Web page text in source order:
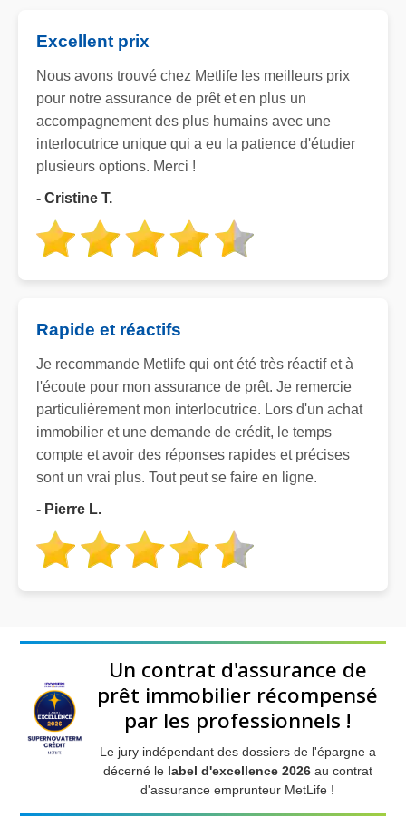
Excellent prix
Nous avons trouvé chez Metlife les meilleurs prix
pour notre assurance de prêt et en plus un
accompagnement des plus humains avec une
interlocutrice unique qui a eu la patience d'étudier
plusieurs options. Merci !
- Cristine T.
Rapide et réactifs
Je recommande Metlife qui ont été très réactif et à
l'écoute pour mon assurance de prêt. Je remercie
particulièrement mon interlocutrice. Lors d'un achat
immobilier et une demande de crédit, le temps
compte et avoir des réponses rapides et précises
sont un vrai plus. Tout peut se faire en ligne.
- Pierre L.
Un contrat d'assurance de
prêt immobilier récompensé
par les professionnels !
Le jury indépendant des dossiers de l'épargne a
décerné le label d'excellence 2026au contrat
d'assurance emprunteur MetLife !